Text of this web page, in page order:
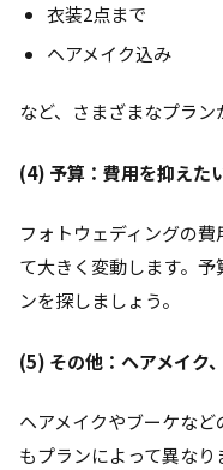
衣装2点まで
ヘアメイク込み
など、さまざまなプラン
(4) 予算：費用を抑えた
フォトウェディングの
て大きく変動します。
ンを探しましょう。
(5) その他：ヘアメイク
ヘアメイクやブーケな
もプランによって異な